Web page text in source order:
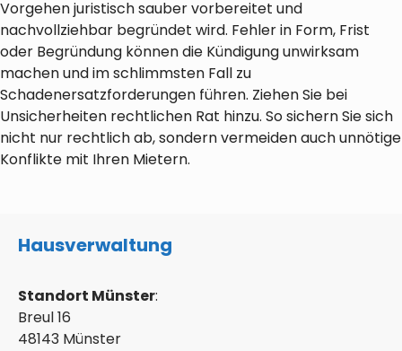
Vorgehen juristisch sauber vorbereitet und
nachvollziehbar begründet wird. Fehler in Form, Frist
oder Begründung können die Kündigung unwirksam
machen und im schlimmsten Fall zu
Schadenersatzforderungen führen. Ziehen Sie bei
Unsicherheiten rechtlichen Rat hinzu. So sichern Sie sich
nicht nur rechtlich ab, sondern vermeiden auch unnötige
Konflikte mit Ihren Mietern.
Hausverwaltung
Standort Münster:
Breul 16
48143 Münster